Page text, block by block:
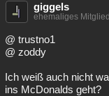
Musik Clash
Übersichten
Lesenswert
giggels
ehemaliges Mitglied
@ trustno1
@ zoddy
Ich weiß auch nicht
ins McDonalds geht?